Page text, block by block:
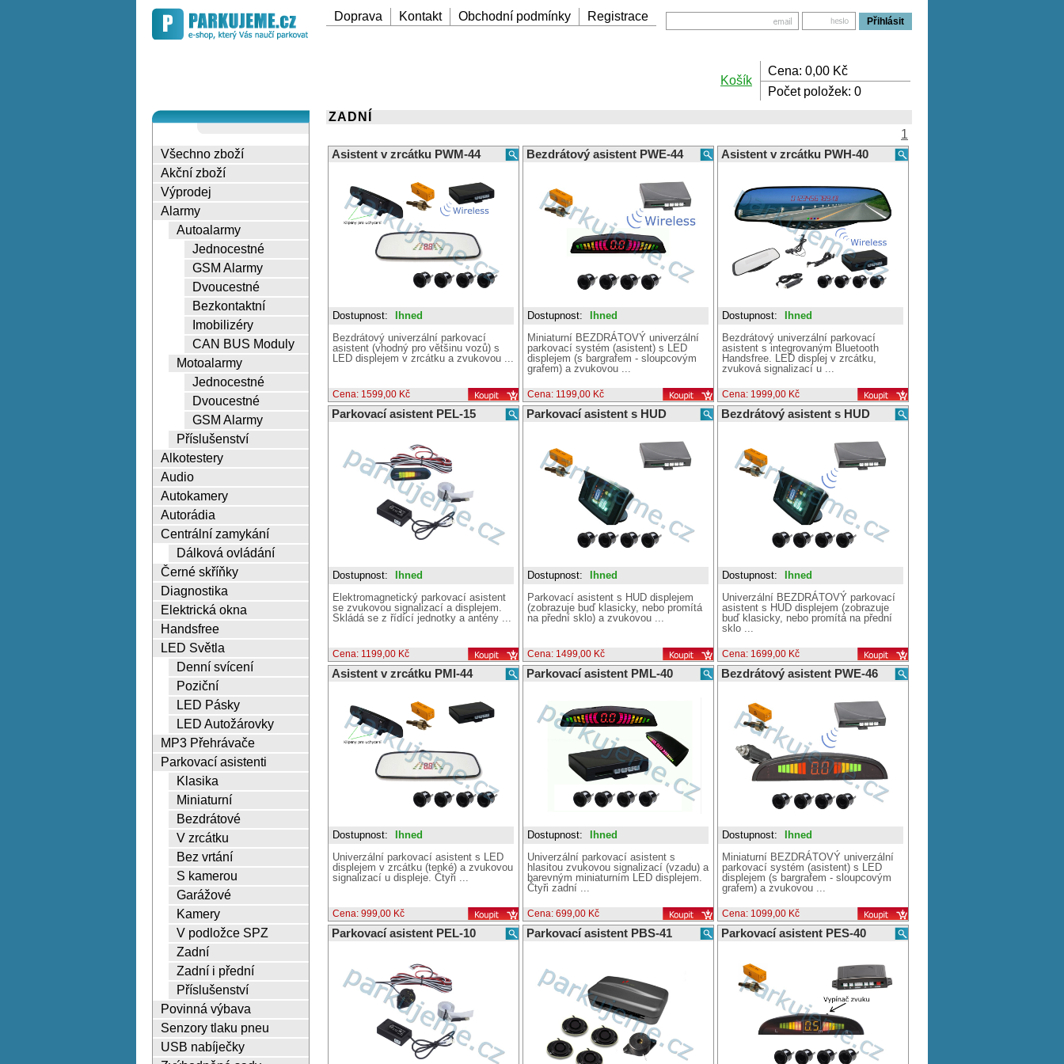
Doprava Kontakt Obchodní podmínky Registrace
Košík
Cena: 0,00 Kč
Počet položek: 0
Všechno zboží
Akční zboží
Výprodej
Alarmy
Autoalarmy
Jednocestné
GSM Alarmy
Dvoucestné
Bezkontaktní
Imobilizéry
CAN BUS Moduly
Motoalarmy
Jednocestné
Dvoucestné
GSM Alarmy
Příslušenství
Alkotestery
Audio
Autokamery
Autorádia
Centrální zamykání
Dálková ovládání
Černé skříňky
Diagnostika
Elektrická okna
Handsfree
LED Světla
Denní svícení
Poziční
LED Pásky
LED Autožárovky
MP3 Přehrávače
Parkovací asistenti
Klasika
Miniaturní
Bezdrátové
V zrcátku
Bez vrtání
S kamerou
Garážové
Kamery
V podložce SPZ
Zadní
Zadní i přední
Příslušenství
Povinná výbava
Senzory tlaku pneu
USB nabíječky
ZADNÍ
1
Asistent v zrcátku PWM-44
Dostupnost:
Ihned
Bezdrátový univerzální parkovací
asistent (vhodný pro většinu vozů) s
LED displejem v zrcátku a zvukovou ...
Cena: 1599,00 Kč
Bezdrátový asistent PWE-44
Dostupnost:
Ihned
Miniaturní BEZDRÁTOVÝ univerzální
parkovací systém (asistent) s LED
displejem (s bargrafem - sloupcovým
grafem) a zvukovou ...
Cena: 1199,00 Kč
Asistent v zrcátku PWH-40
Dostupnost:
Ihned
Bezdrátový univerzální parkovací
asistent s integrovaným Bluetooth
Handsfree. LED displej v zrcátku,
zvuková signalizací u ...
Cena: 1999,00 Kč
Parkovací asistent PEL-15
Dostupnost:
Ihned
Elektromagnetický parkovací asistent
se zvukovou signalizací a displejem.
Skládá se z řídící jednotky a antény ...
Cena: 1199,00 Kč
Parkovací asistent s HUD
Dostupnost:
Ihned
Parkovací asistent s HUD displejem
(zobrazuje buď klasicky, nebo promítá
na přední sklo) a zvukovou ...
Cena: 1499,00 Kč
Bezdrátový asistent s HUD
Dostupnost:
Ihned
Univerzální BEZDRÁTOVÝ parkovací
asistent s HUD displejem (zobrazuje
buď klasicky, nebo promítá na přední
sklo ...
Cena: 1699,00 Kč
Asistent v zrcátku PMI-44
Dostupnost:
Ihned
Univerzální parkovací asistent s LED
displejem v zrcátku (tenké) a zvukovou
signalizací u displeje. Čtyři ...
Cena: 999,00 Kč
Parkovací asistent PML-40
Dostupnost:
Ihned
Univerzální parkovací asistent s
hlasitou zvukovou signalizací (vzadu) a
barevným miniaturním LED displejem.
Čtyři zadní ...
Cena: 699,00 Kč
Bezdrátový asistent PWE-46
Dostupnost:
Ihned
Miniaturní BEZDRÁTOVÝ univerzální
parkovací systém (asistent) s LED
displejem (s bargrafem - sloupcovým
grafem) a zvukovou ...
Cena: 1099,00 Kč
Parkovací asistent PEL-10 Parkovací asistent PBS-41 Parkovací asistent PES-40